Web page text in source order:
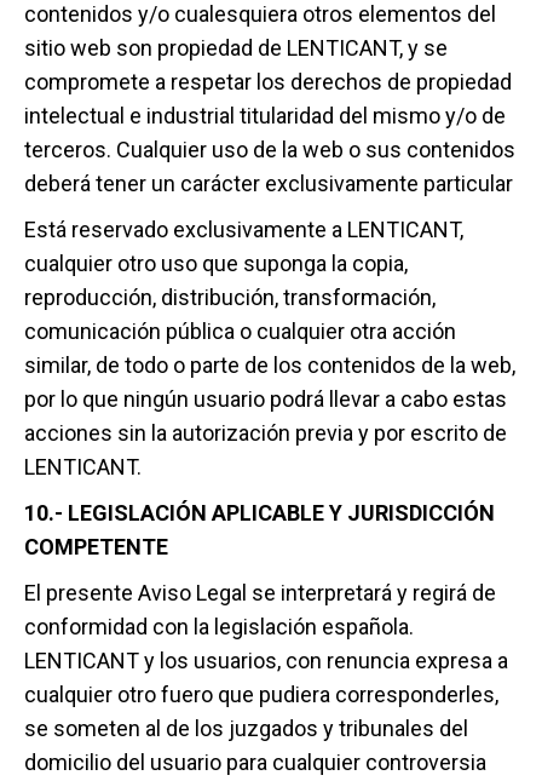
contenidos y/o cualesquiera otros elementos del
sitio web son propiedad de LENTICANT, y se
compromete a respetar los derechos de propiedad
intelectual e industrial titularidad del mismo y/o de
terceros. Cualquier uso de la web o sus contenidos
deberá tener un carácter exclusivamente particular
Está reservado exclusivamente a LENTICANT,
cualquier otro uso que suponga la copia,
reproducción, distribución, transformación,
comunicación pública o cualquier otra acción
similar, de todo o parte de los contenidos de la web,
por lo que ningún usuario podrá llevar a cabo estas
acciones sin la autorización previa y por escrito de
LENTICANT.
10.- LEGISLACIÓN APLICABLE Y JURISDICCIÓN
COMPETENTE
El presente Aviso Legal se interpretará y regirá de
conformidad con la legislación española.
LENTICANT y los usuarios, con renuncia expresa a
cualquier otro fuero que pudiera corresponderles,
se someten al de los juzgados y tribunales del
domicilio del usuario para cualquier controversia